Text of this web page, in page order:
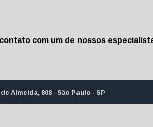
com um de nossos
Almeida, 808 - São Paulo - SP